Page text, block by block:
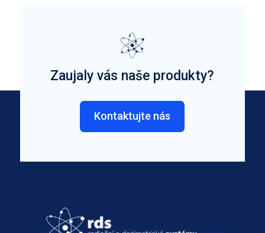
Zaujaly vás naše produkty?
Kontaktujte nás